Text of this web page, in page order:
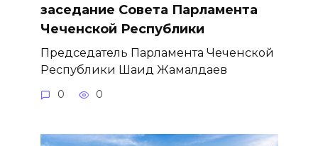
заседание Совета Парламента
Чеченской Республики
Председатель Парламента Чеченской
Республики Шаид Жамалдаев
0 0